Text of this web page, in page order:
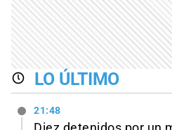
LO ÚLTIMO
21:48